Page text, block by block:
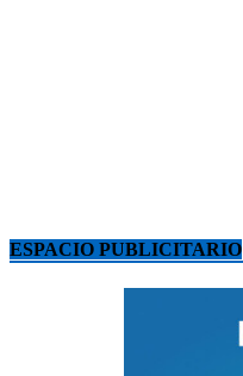
ESPACIO PUBLICITARIO